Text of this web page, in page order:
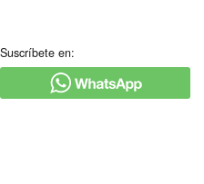
Suscríbete en: